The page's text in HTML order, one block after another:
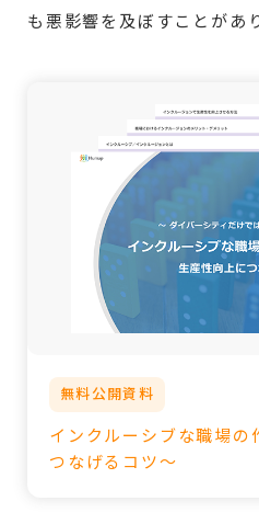
も悪影響を及ぼすことがあ
無料公開資料
インクルーシブな職場の
つなげるコツ～